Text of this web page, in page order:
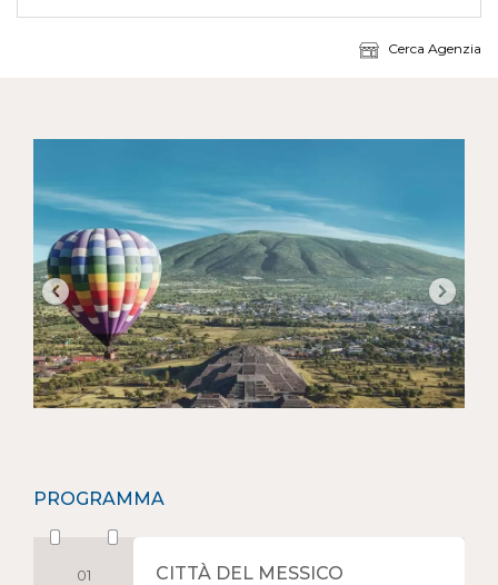
Cerca Agenzia
PROGRAMMA
01 CITTÀ DEL MESSICO